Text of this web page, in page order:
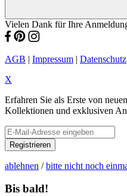
Vielen Dank für Ihre
AGB | Impressum | Datenschutz
X
Erfahren Sie als Erste von neuen
Kollektionen und exklusiven
Registrieren
ablehnen /bitte nicht noch
Bis bald!